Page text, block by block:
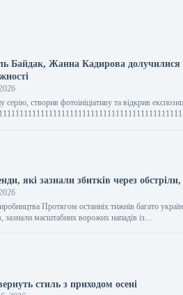
Байдак, Жанна Кадирова
які зазнали збитків через
Протягом останніх тижнів багато
зазнали масштабних ворожих нападів із…
стиль з приходом осені